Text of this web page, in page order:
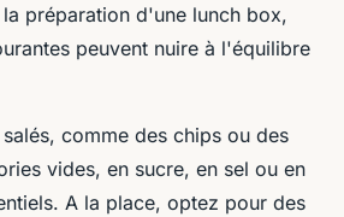
préparation d'une lunch box,
peuvent nuire à l'équilibre
comme des chips ou des
vides, en sucre, en sel ou en
A la place, optez pour des